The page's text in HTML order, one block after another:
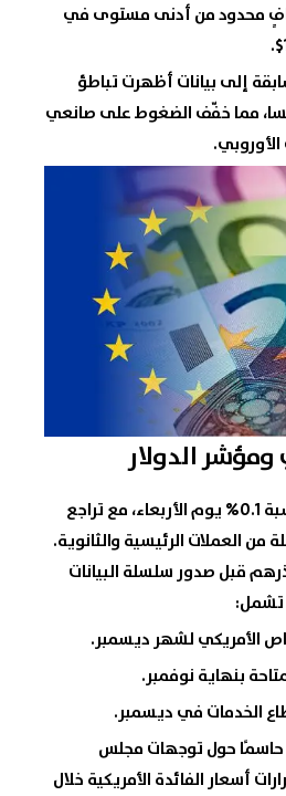
محدود من أدنى مستوى في
إلى بيانات أظهرت تباطؤ
مما خفّف الضغوط على صانعي
.
ومؤشر الدولار
مع تراجع
من العملات الرئيسية والثانوية.
قبل صدور سلسلة البيانات
تشمل:
الأمريكي لشهر ديسمبر.
بنهاية نوفمبر.
الخدمات في ديسمبر.
حاسمًا حول توجهات مجلس
أسعار الفائدة الأمريكية خلال